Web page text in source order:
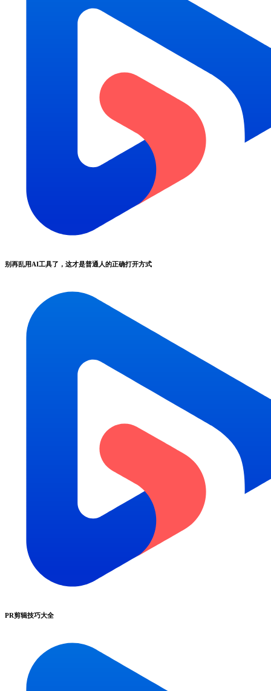
别再乱用AI工具了，这才是普通人的正确打开方式
PR剪辑技巧大全